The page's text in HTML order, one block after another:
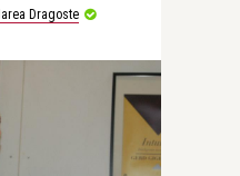
Dragoste